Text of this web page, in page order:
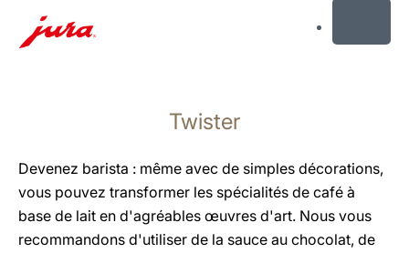
Twister
Devenez barista : même avec de simples décorations,
vous pouvez transformer les spécialités de café à
base de lait en d'agréables œuvres d'art. Nous vous
recommandons d'utiliser de la sauce au chocolat, de